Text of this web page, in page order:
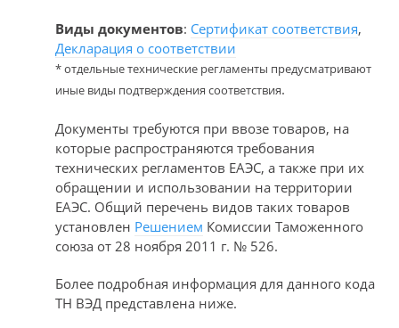
Виды документов: Сертификат соответствия,
Декларация о соответствии
* отдельные технические регламенты предусматривают
иные виды подтверждения соответствия.
Документы требуются при ввозе товаров, на
которые распространяются требования
технических регламентов ЕАЭС, а также при их
обращении и использовании на территории
ЕАЭС. Общий перечень видов таких товаров
установлен Решением Комиссии Таможенного
союза от 28 ноября 2011 г. № 526.
Более подробная информация для данного кода
ТН ВЭД представлена ниже.